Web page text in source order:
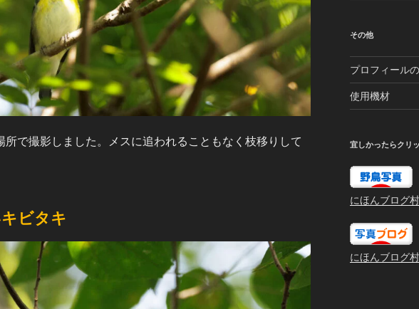
所で撮影しました。メスに追われることもなく枝移りして
ビタキ
その他
プロフィール
使用機材
宜しかったらクリ
にほんブログ村
にほんブログ村